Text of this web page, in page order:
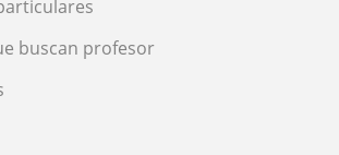
buscan profesor